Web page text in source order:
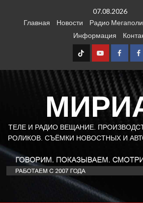
07.08.2026
Главная
Новости Радио
Информация
TT Youtube
FB1
ТЕЛЕ И РАДИО ВЕЩАНИЕ.
РОЛИКОВ. СЪЁМКИ НОВОСТНЫХ И